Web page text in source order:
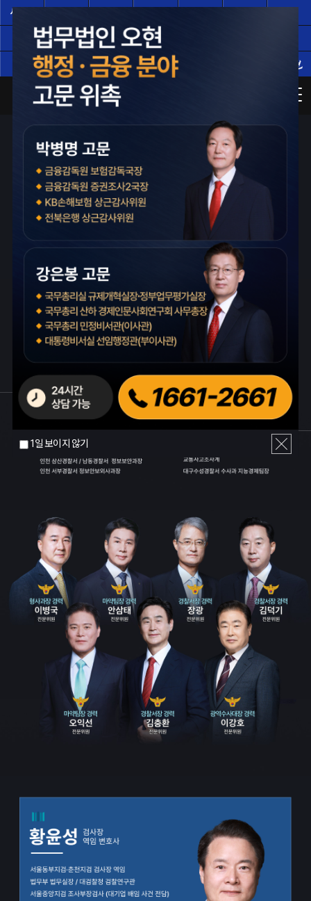
1일 보이지 않기
서울
의정부 성남 창원
울산 부천 남양주
사기·횡령·배임 사건의 구조를 아는 전문가
검사장·지청장·부장검사
지능경제팀장 역임 등
경제범죄전문가가
압수·추징 대응 전략을 세웁니다